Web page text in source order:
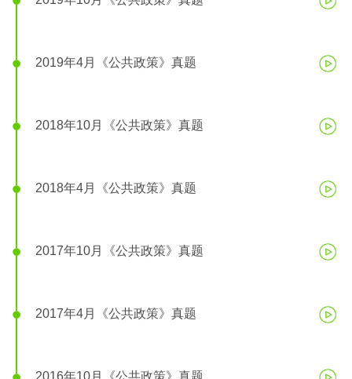
2019年4月《公共政策》真题
2018年10月《公共政策》真题
2018年4月《公共政策》真题
2017年10月《公共政策》真题
2017年4月《公共政策》真题